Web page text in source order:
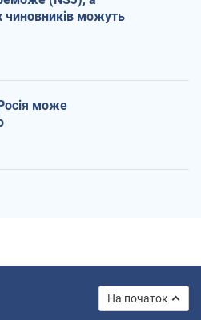
чиновників можуть
може
На початок